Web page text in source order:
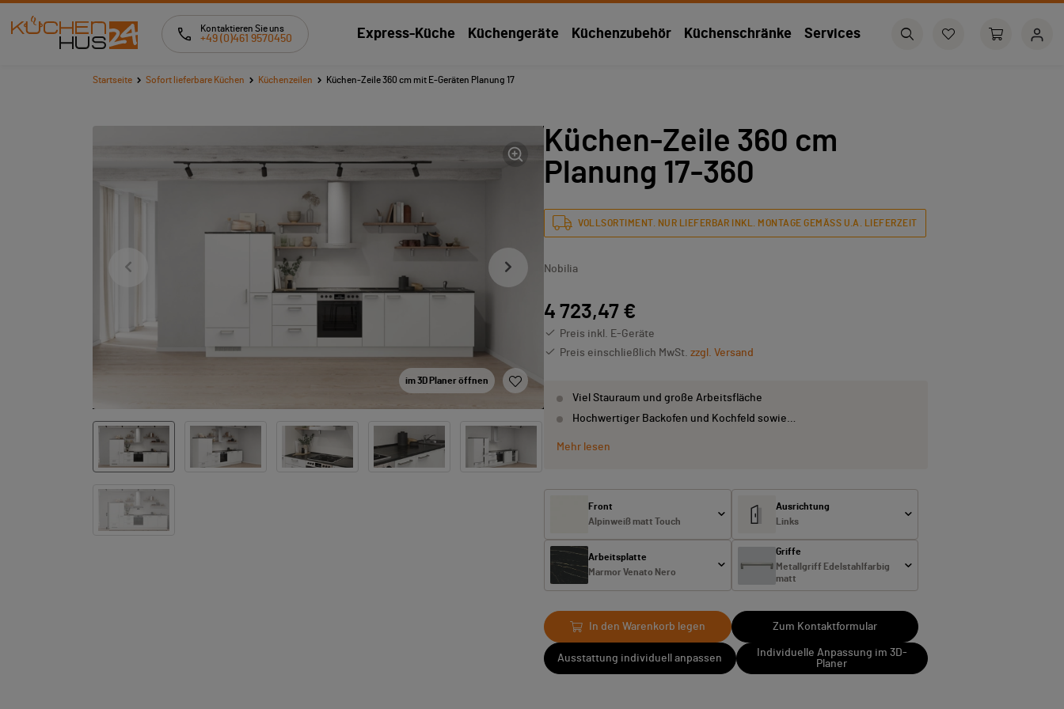
Kontaktieren Sie uns
+49 (0)461 9570450 Express-Küche Küchengeräte Küchenzubehör Küchenschränke Services
Startseite Sofort lieferbare Küchen Küchenzeilen Küchen-Zeile 360 cm mit E-Geräten Planung 17
im 3D Planer öffnen
Küchen-Zeile 360 cm
Planung 17-360
VOLLSORTIMENT. NUR LIEFERBAR INKL. MONTAGE GEMÄSS U.A. LIEFERZEIT
Nobilia
4 723,47 €
Preis inkl. E-Geräte
Preis einschließlich MwSt. zzgl. Versand
Viel Stauraum und große Arbeitsfläche
Hochwertiger Backofen und Kochfeld sowie…
Mehr lesen
Front
Alpinweiß matt Touch
Ausrichtung
Links
Arbeitsplatte
Marmor Venato Nero
Griffe
Metallgriff Edelstahlfarbig
matt
In den Warenkorb legen Zum Kontaktformular
Ausstattung individuell anpassen
Individuelle Anpassung im 3D-
Planer